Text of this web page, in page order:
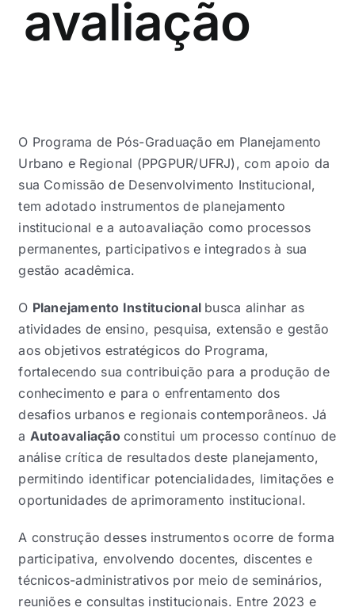
avaliação
O Programa de Pós-Graduação em Planejamento
Urbano e Regional (PPGPUR/UFRJ), com apoio da
sua Comissão de Desenvolvimento Institucional,
tem adotado instrumentos de planejamento
institucional e a autoavaliação como processos
permanentes, participativos e integrados à sua
gestão acadêmica.
O Planejamento Institucional busca alinhar as
atividades de ensino, pesquisa, extensão e gestão
aos objetivos estratégicos do Programa,
fortalecendo sua contribuição para a produção de
conhecimento e para o enfrentamento dos
desafios urbanos e regionais contemporâneos. Já
a Autoavaliaçãoconstitui um processo contínuo de
análise crítica de resultados deste planejamento,
permitindo identificar potencialidades, limitações e
oportunidades de aprimoramento institucional.
A construção desses instrumentos ocorre de forma
participativa, envolvendo docentes, discentes e
técnicos-administrativos por meio de seminários,
reuniões e consultas institucionais. Entre 2023 e